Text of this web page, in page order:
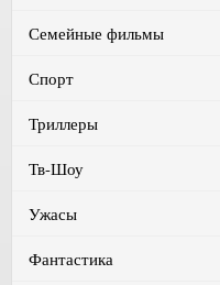
Семейные фильмы
Спорт
Триллеры
Тв-Шоу
Ужасы
Фантастика